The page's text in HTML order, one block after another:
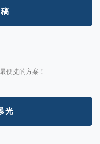
便捷的方案！
光